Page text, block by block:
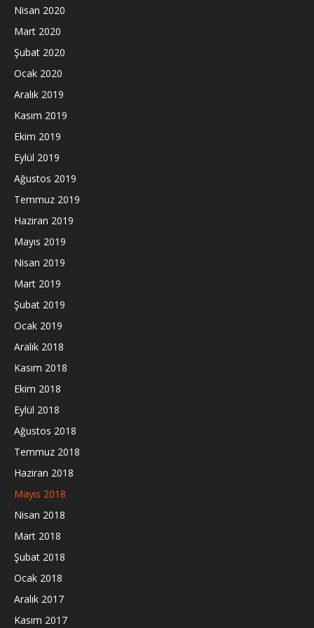
Nisan 2020
Mart 2020
Şubat 2020
Ocak 2020
Aralık 2019
Kasım 2019
Ekim 2019
Eylül 2019
Ağustos 2019
Temmuz 2019
Haziran 2019
Mayıs 2019
Nisan 2019
Mart 2019
Şubat 2019
Ocak 2019
Aralık 2018
Kasım 2018
Ekim 2018
Eylül 2018
Ağustos 2018
Temmuz 2018
Haziran 2018
Mayıs 2018
Nisan 2018
Mart 2018
Şubat 2018
Ocak 2018
Aralık 2017
Kasım 2017